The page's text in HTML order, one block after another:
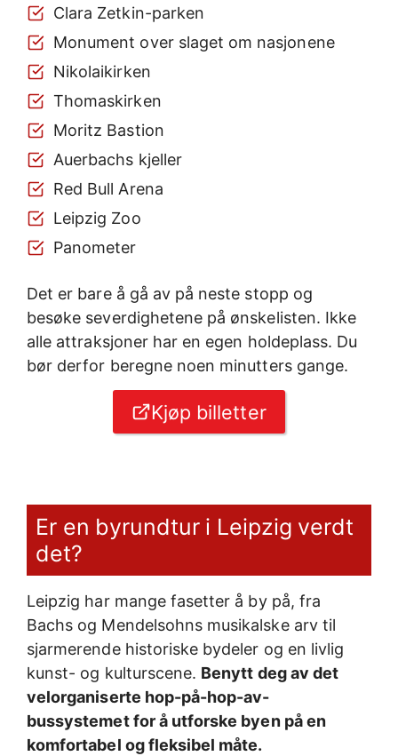
Clara Zetkin-parken
Monument over slaget om nasjonene
Nikolaikirken
Thomaskirken
Moritz Bastion
Auerbachs kjeller
Red Bull Arena
Leipzig Zoo
Panometer
Det er bare å gå av på neste stopp og
besøke severdighetene på ønskelisten. Ikke
alle attraksjoner har en egen holdeplass. Du
bør derfor beregne noen minutters gange.
Kjøp billetter
Er en byrundtur i Leipzig verdt
det?
Leipzig har mange fasetter å by på, fra
Bachs og Mendelsohns musikalske arv til
sjarmerende historiske bydeler og en livlig
kunst- og kulturscene. Benytt deg av det
velorganiserte hop-på-hop-av-
bussystemet for å utforske byen på en
komfortabel og fleksibel måte.